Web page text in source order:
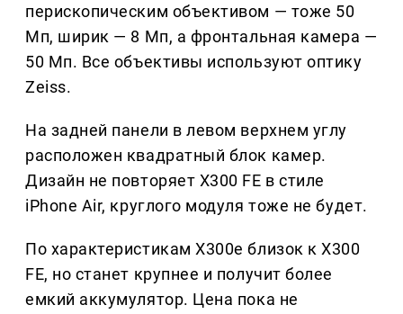
перископическим объективом — тоже 50
Мп, ширик — 8 Мп, а фронтальная камера —
50 Мп. Все объективы используют оптику
Zeiss.
На задней панели в левом верхнем углу
расположен квадратный блок камер.
Дизайн не повторяет X300 FE в стиле
iPhone Air, круглого модуля тоже не будет.
По характеристикам X300e близок к X300
FE, но станет крупнее и получит более
емкий аккумулятор. Цена пока не